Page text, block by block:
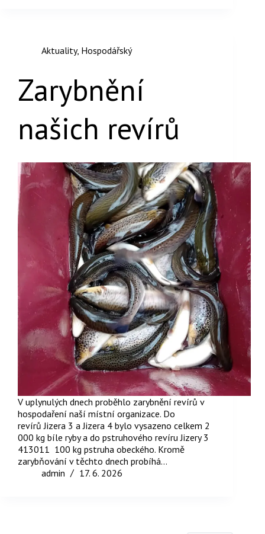
Aktuality, Hospodářský
Zarybnění
našich revírů
V uplynulých dnech proběhlo zarybnění revírů v
hospodaření naší místní organizace. Do
revírů Jizera 3 a Jizera 4 bylo vysazeno celkem 2
000 kg bíle ryby a do pstruhového revíru Jizery 3
413011 100 kg pstruha obeckého. Kromě
zarybňování v těchto dnech probíhá…
admin
17. 6. 2026